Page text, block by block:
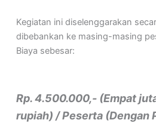
Kegiatan ini diselenggarakan
dibebankan ke masing-masing
Biaya sebesar:
Rp. 4.500.000,- (Empat
rupiah) / Peserta (Dengan